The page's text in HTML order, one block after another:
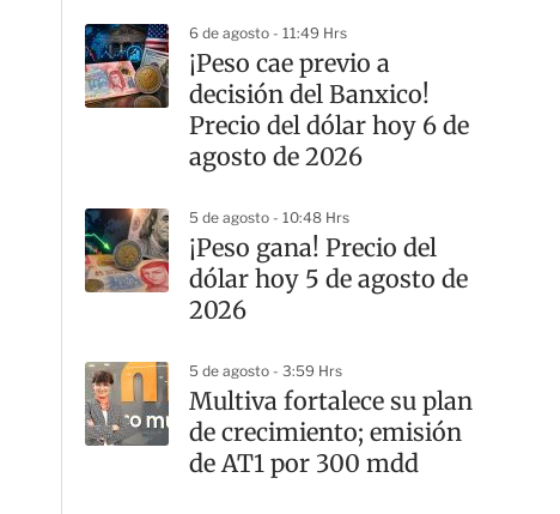
6 de agosto - 11:49 Hrs
¡Peso cae previo a
decisión del Banxico!
Precio del dólar hoy 6 de
agosto de 2026
5 de agosto - 10:48 Hrs
¡Peso gana! Precio del
dólar hoy 5 de agosto de
2026
5 de agosto - 3:59 Hrs
Multiva fortalece su plan
de crecimiento; emisión
de AT1 por 300 mdd